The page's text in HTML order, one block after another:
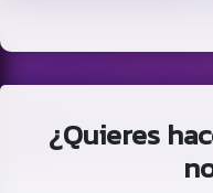
¿Quieres